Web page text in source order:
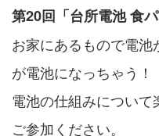
第20回「台所電池 食パ
お家にあるもので電
が電池になっちゃう！
電池の仕組みについ
ご参加ください。